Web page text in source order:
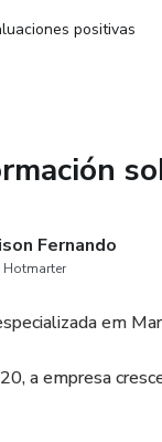
positivas
Fernando
Hotmarter
em
a empresa